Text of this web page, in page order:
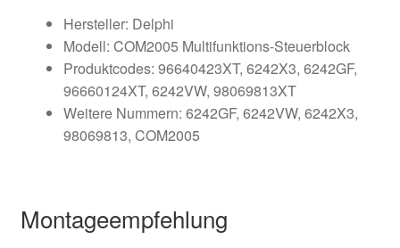
Hersteller: Delphi
Modell: COM2005 Multifunktions-Steuerblock
Produktcodes: 96640423XT, 6242X3, 6242GF,
96660124XT, 6242VW, 98069813XT
Weitere Nummern: 6242GF, 6242VW, 6242X3,
98069813, COM2005
Montageempfehlung